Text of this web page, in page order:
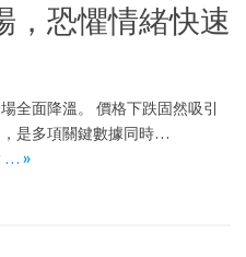
，恐懼情緒快速
全面降溫。 價格下跌固然吸引
是多項關鍵數據同時…
… »